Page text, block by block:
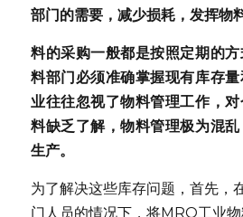
部门的需要，减少损耗，发挥物
料的采购一般都是按照定期的
料部门必须准确掌握现有库存
业往往忽视了物料管理工作，
料缺乏了解，物料管理极为混
生产。
为了解决这些库存问题，首先，
门人员的情况下，将MRO工业物